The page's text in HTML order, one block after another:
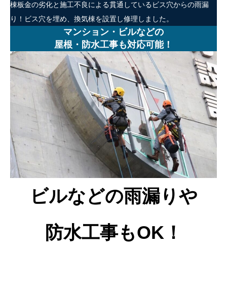
棟板金の劣化と施工不良による貫通しているビス穴からの雨漏
り！ビス穴を埋め、換気棟を設置し修理しました。
マンション・ビルなどの
屋根・防水工事も対応可能！
ビルなどの雨漏りや
防水工事もOK！